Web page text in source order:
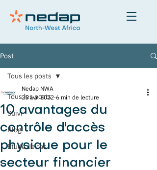
Post
Tous les posts
Suivi
Blog
Etude de cas
Tous les posts
10 avantages du
contrôle d'accès
physique pour le
secteur financier
Nedap NWA
25 avr. 2022 6 min de lecture